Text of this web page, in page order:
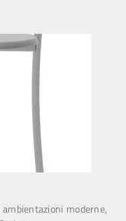
moderne,